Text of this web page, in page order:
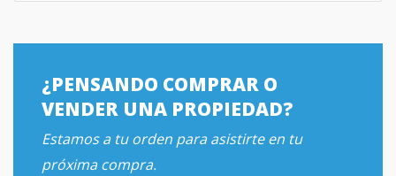
¿PENSANDO COMPRAR O
VENDER UNA PROPIEDAD?
Estamos a tu orden para asistirte en tu
próxima compra.